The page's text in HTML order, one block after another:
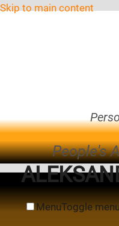
Skip to main content
People's
MenuToggle